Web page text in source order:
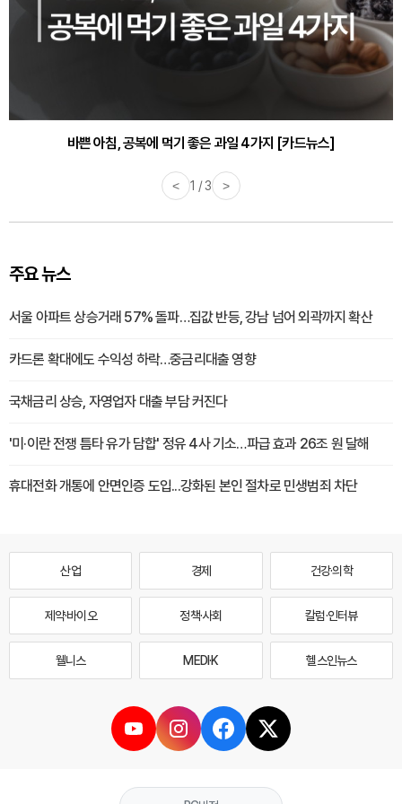
바쁜 아침, 공복에 먹기 좋은 과일 4가지 [카드뉴스]
30대부터 유병률 2배...여자에게 꼭 필요한 검사는? [카드뉴스]
< 1 / 3 >
주요 뉴스
서울 아파트 상승거래 57% 돌파…집값 반등, 강남 넘어 외곽까지 확산
카드론 확대에도 수익성 하락…중금리대출 영향
국채금리 상승, 자영업자 대출 부담 커진다
'미·이란 전쟁 틈타 유가 담합' 정유 4사 기소…파급 효과 26조 원 달해
휴대전화 개통에 안면인증 도입...강화된 본인 절차로 민생범죄 차단
산업 경제 건강·의학
제약·바이오 정책·사회 칼럼·인터뷰
웰니스 MEDI·K 헬스인뉴스